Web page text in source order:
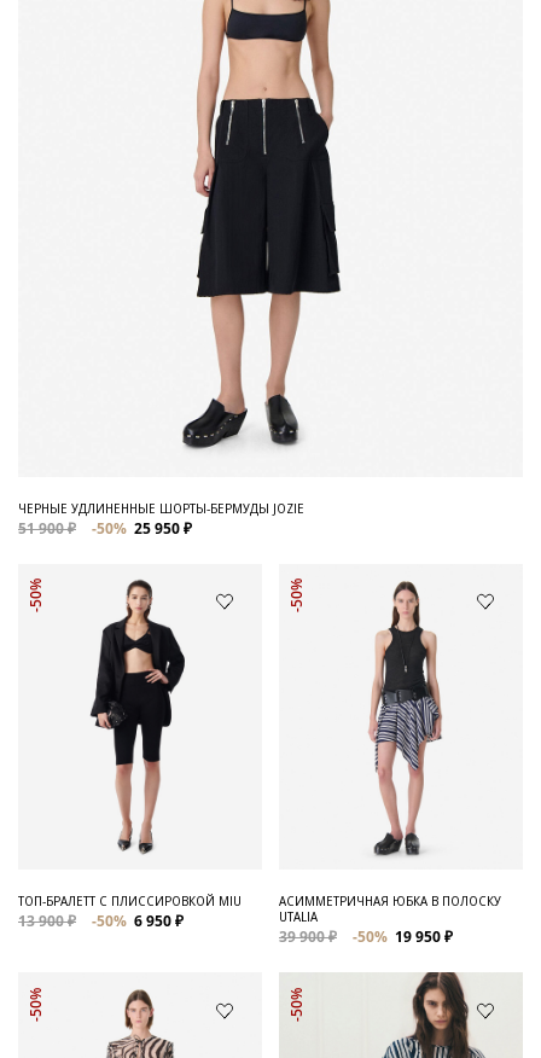
ЧЕРНЫЕ УДЛИНЕННЫЕ ШОРТЫ-БЕРМУДЫ JOZIE
51 900 ₽ -50% 25 950 ₽
-50%
ТОП-БРАЛЕТТ С ПЛИССИРОВКОЙ MIU
13 900 ₽ -50% 6 950 ₽
-50%
АСИММЕТРИЧНАЯ ЮБКА В ПОЛОСКУ
UTALIA
39 900 ₽ -50% 19 950 ₽
-50% -50%